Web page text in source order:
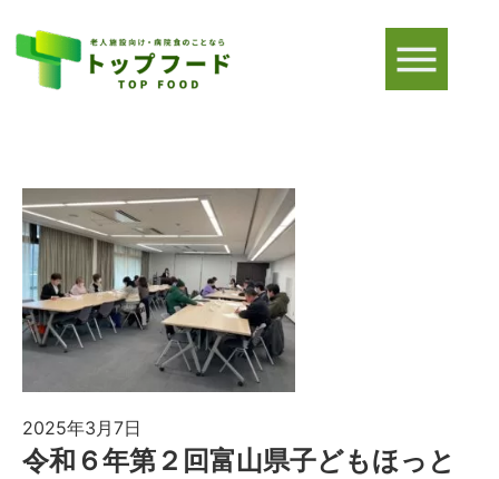
2025年3月7日
令和６年第２回富山県子どもほっと